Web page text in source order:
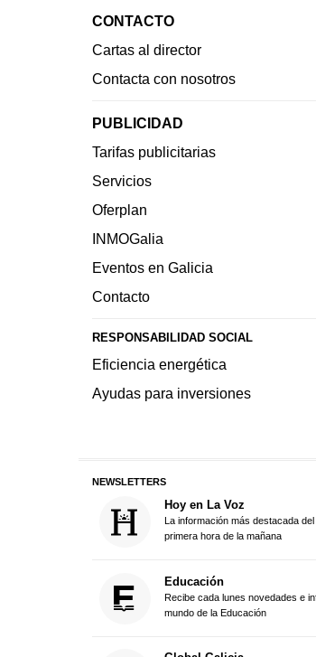
CONTACTO
Cartas al director
Contacta con nosotros
PUBLICIDAD
Tarifas publicitarias
Servicios
Oferplan
INMOGalia
Eventos en Galicia
Contacto
RESPONSABILIDAD SOCIAL
Eficiencia energética
Ayudas para inversiones
NEWSLETTERS
Hoy en La Voz
La información más destacada
primera hora de la mañana
Educación
Recibe cada lunes novedades e
mundo de la Educación